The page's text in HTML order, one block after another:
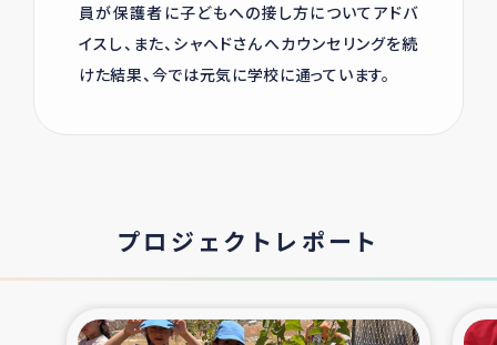
員が保護者に子どもへの接し方についてアドバ
イスし、また、シャヘドさんへカウンセリングを続
けた結果、今では元気に学校に通っています。
プロジェクトレポート